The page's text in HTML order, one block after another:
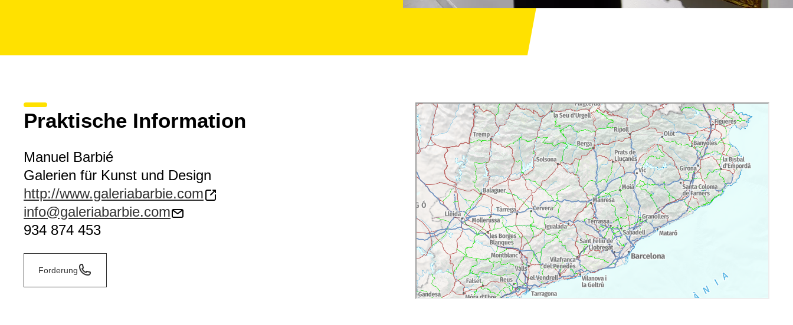
Praktische Information
Manuel Barbié
Galerien für Kunst und Design
http://www.galeriabarbie.com
info@galeriabarbie.com
934 874 453
Forderung